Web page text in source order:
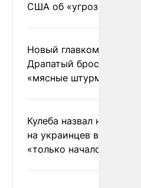
США об «угрозе
Новый главком ВСУ
Драпатый бросил
«мясные штурмы»
Кулеба назвал
на украинцев в Польше
«только началом»